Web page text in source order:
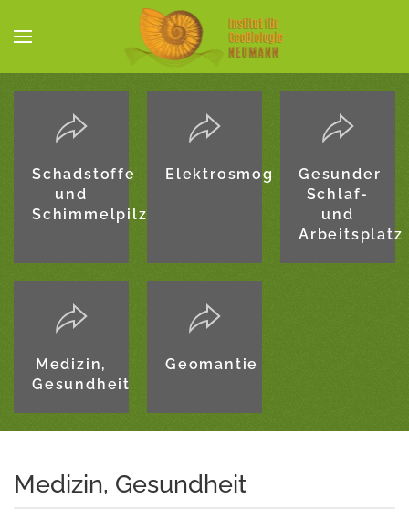
Skip to main content
Schadstoffe
und
Schimmelpilze
Elektrosmog
Gesunder
Schlaf-
und
Arbeitsplatz
Medizin,
Gesundheit
Geomantie
Medizin, Gesundheit